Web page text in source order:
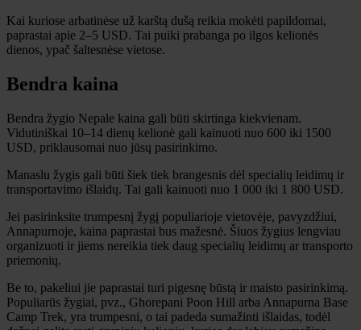
Kai kuriose arbatinėse už karštą dušą reikia mokėti papildomai,
paprastai apie 2–5 USD. Tai puiki prabanga po ilgos kelionės
dienos, ypač šaltesnėse vietose.
Bendra kaina
Bendra žygio Nepale kaina gali būti skirtinga kiekvienam.
Vidutiniškai 10–14 dienų kelionė gali kainuoti nuo 600 iki 1500
USD, priklausomai nuo jūsų pasirinkimo.
Manaslu žygis gali būti šiek tiek brangesnis dėl specialių leidimų ir
transportavimo išlaidų. Tai gali kainuoti nuo 1 000 iki 1 800 USD.
Jei pasirinksite trumpesnį žygį populiarioje vietovėje, pavyzdžiui,
Annapurnoje, kaina paprastai bus mažesnė. Šiuos žygius lengviau
organizuoti ir jiems nereikia tiek daug specialių leidimų ar transporto
priemonių.
Be to, pakeliui jie paprastai turi pigesnę būstą ir maisto pasirinkimą.
Populiarūs žygiai, pvz., Ghorepani Poon Hill arba Annapurna Base
Camp Trek, yra trumpesni, o tai padeda sumažinti išlaidas, todėl